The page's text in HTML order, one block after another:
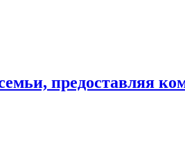
предоставляя